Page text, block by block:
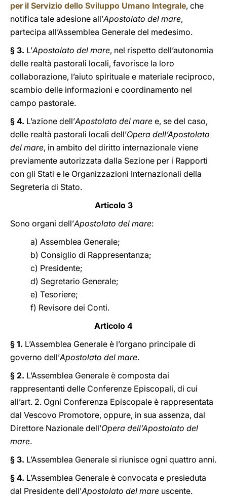
per il Servizio dello Sviluppo Umano Integrale, che
notifica tale adesione all’Apostolato del mare,
partecipa all’Assemblea Generale del medesimo.
§ 3. L’Apostolato del mare, nel rispetto dell’autonomia
delle realtà pastorali locali, favorisce la loro
collaborazione, l’aiuto spirituale e materiale reciproco,
scambio delle informazioni e coordinamento nel
campo pastorale.
§ 4. L’azione dell’Apostolato del mare e, se del caso,
delle realtà pastorali locali dell’Opera dell’Apostolato
del mare, in ambito del diritto internazionale viene
previamente autorizzata dalla Sezione per i Rapporti
con gli Stati e le Organizzazioni Internazionali della
Segreteria di Stato.
Articolo 3
Sono organi dell’Apostolato del mare:
a) Assemblea Generale;
b) Consiglio di Rappresentanza;
c) Presidente;
d) Segretario Generale;
e) Tesoriere;
f) Revisore dei Conti.
Articolo 4
§ 1. L’Assemblea Generale è l’organo principale di
governo dell’Apostolato del mare.
§ 2. L’Assemblea Generale è composta dai
rappresentanti delle Conferenze Episcopali, di cui
all’art. 2. Ogni Conferenza Episcopale è rappresentata
dal Vescovo Promotore, oppure, in sua assenza, dal
Direttore Nazionale dell’Opera dell’Apostolato del
mare.
§ 3. L’Assemblea Generale si riunisce ogni quattro anni.
§ 4. L’Assemblea Generale è convocata e presieduta
dal Presidente dell’Apostolato del mare uscente.